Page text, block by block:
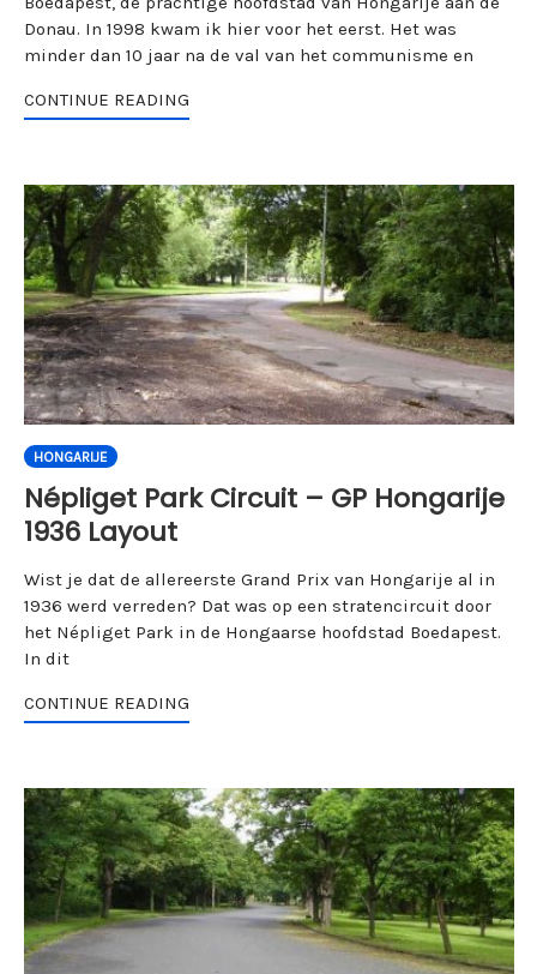
Donau. In 1998 kwam ik hier voor het eerst. Het was
minder dan 10 jaar na de val van het communisme en
CONTINUE READING
HONGARIJE
Népliget Park Circuit – GP Hongarije
1936 Layout
Wist je dat de allereerste Grand Prix van Hongarije al in
1936 werd verreden? Dat was op een stratencircuit door
het Népliget Park in de Hongaarse hoofdstad Boedapest.
In dit
CONTINUE READING